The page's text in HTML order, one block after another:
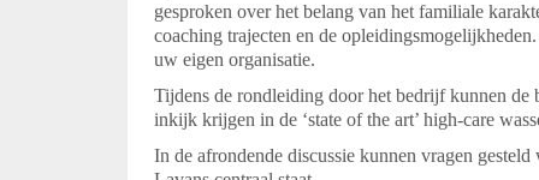
gesproken over het belang van het familiale
coaching trajecten en de
uw eigen organisatie.
Tijdens de rondleiding door het bedrijf kunnen de
inkijk krijgen in de ‘state of the art’ high-care
In de afrondende discussie kunnen vragen